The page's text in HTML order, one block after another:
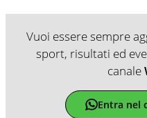
Vuoi essere sempre
sport, risultati ed
canale
Entra nel